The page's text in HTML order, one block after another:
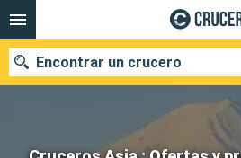
Encontrar un crucero